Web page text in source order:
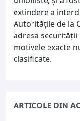
extindere a
Autoritățile de la
adresa securității
motivele exacte
clasificate.